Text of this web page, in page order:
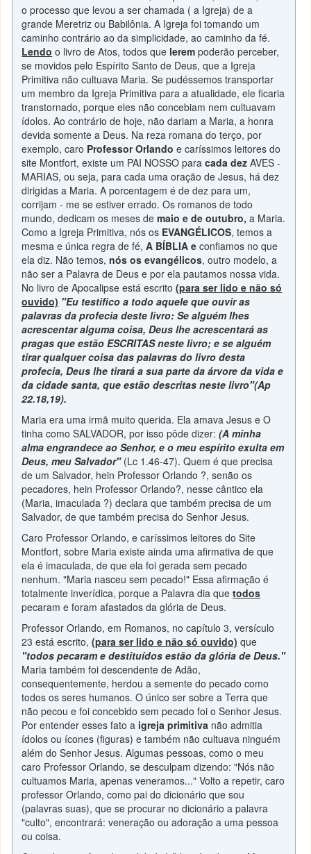
o processo que levou a ser chamada ( a Igreja) de a
grande Meretriz ou Babilônia. A Igreja foi tomando um
caminho contrário ao da simplicidade, ao caminho da fé.
Lendo o livro de Atos, todos que lerem poderão perceber,
se movidos pelo Espírito Santo de Deus, que a Igreja
Primitiva não cultuava Maria. Se pudéssemos transportar
um membro da Igreja Primitiva para a atualidade, ele ficaria
transtornado, porque eles não concebiam nem cultuavam
ídolos. Ao contrário de hoje, não dariam a Maria, a honra
devida somente a Deus. Na reza romana do terço, por
exemplo, caro Professor Orlando e caríssimos leitores do
site Montfort, existe um PAI NOSSO paracada dez AVES -
MARIAS, ou seja, para cada uma oração de Jesus, há dez
dirigidas a Maria. A porcentagem é de dez para um,
corrijam - me se estiver errado. Os romanos de todo
mundo, dedicam os meses demaio e de outubro,a Maria.
Como a Igreja Primitiva, nós os EVANGÉLICOS, temos a
mesma e única regra de fé,A BÍBLIA econfiamos no que
ela diz. Não temos,nós os evangélicos, outro modelo, a
não ser a Palavra de Deus e por ela pautamos nossa vida.
No livro de Apocalipse está escrito(para ser lido e não só
ouvido) "Eu testifico a todo aquele que ouvir as
palavras da profecia deste livro: Se alguém lhes
acrescentar alguma coisa, Deus lhe acrescentará as
pragas que estão ESCRITAS neste livro; e se alguém
tirar qualquer coisa das palavras do livro desta
profecia, Deus lhe tirará a sua parte da árvore da vida e
da cidade santa, que estão descritas neste livro"(Ap
22.18,19).
Maria era uma irmã muito querida. Ela amava Jesus e O
tinha como SALVADOR, por isso pôde dizer:(A minha
alma engrandece ao Senhor, e o meu espírito exulta em
Deus, meu Salvador"(Lc 1.46-47). Quem é que precisa
de um Salvador, hein Professor Orlando ?, senão os
pecadores, hein Professor Orlando?, nesse cântico ela
(Maria, imaculada ?) declara que também precisa de um
Salvador, de que também precisa do Senhor Jesus.
Caro Professor Orlando, e caríssimos leitores do Site
Montfort, sobre Maria existe ainda uma afirmativa de que
ela é imaculada, de que ela foi gerada sem pecado
nenhum. "Maria nasceu sem pecado!" Essa afirmação é
totalmente inverídica, porque a Palavra dia quetodos
pecaram e foram afastados da glória de Deus.
Professor Orlando, em Romanos, no capítulo 3, versículo
23 está escrito,(para ser lido e não só ouvido) que
"todos pecaram e destituídos estão da glória de Deus."
Maria também foi descendente de Adão,
consequentemente, herdou a semente do pecado como
todos os seres humanos. O único ser sobre a Terra que
não pecou e foi concebido sem pecado foi o Senhor Jesus.
Por entender esses fato a igreja primitiva não admitia
ídolos ou ícones (figuras) e também não cultuava ninguém
além do Senhor Jesus. Algumas pessoas, como o meu
caro Professor Orlando, se desculpam dizendo: "Nós não
cultuamos Maria, apenas veneramos..." Volto a repetir, caro
professor Orlando, como pai do dicionário que sou
(palavras suas), que se procurar no dicionário a palavra
"culto", encontrará: veneração ou adoração a uma pessoa
ou coisa.